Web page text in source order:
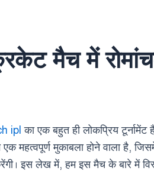
मैच में
ipl का एक बहुत ही लोकप्रिय
महत्वपूर्ण मुकाबला होने वाला है,
इस लेख में, हम इस मैच के बारे में